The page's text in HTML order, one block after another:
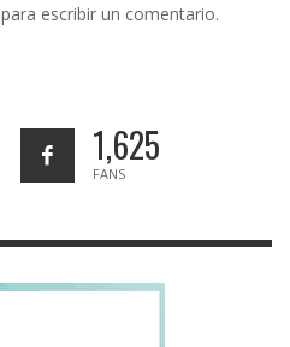
para escribir un comentario.
1,625
FANS